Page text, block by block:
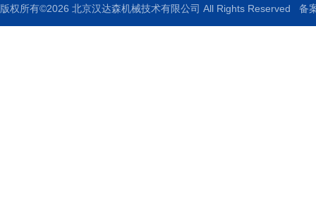
版权所有©2026 北京汉达森机械技术有限公司 All Rights Reserved 备